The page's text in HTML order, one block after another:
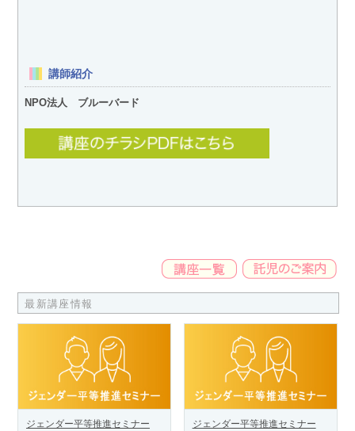
講師紹介
NPO法人 ブルーバード
最新講座情報
ジェンダー平等推進セミナー
ジェンダー平等推進セミナー